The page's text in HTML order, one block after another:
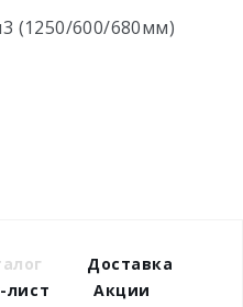
(1250/600/680мм)
Доставка
лист
Акции